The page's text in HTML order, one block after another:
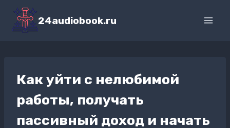
Перейти
содержимому
24audiobook.ru
Как уйти с нелюбимой
работы, получать
пассивный доход и начать